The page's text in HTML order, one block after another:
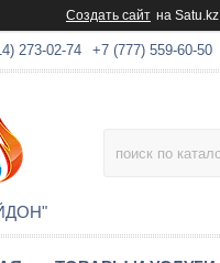
Создать сайт на Satu.kz
273-02-74 +7 (777) 559-60-50